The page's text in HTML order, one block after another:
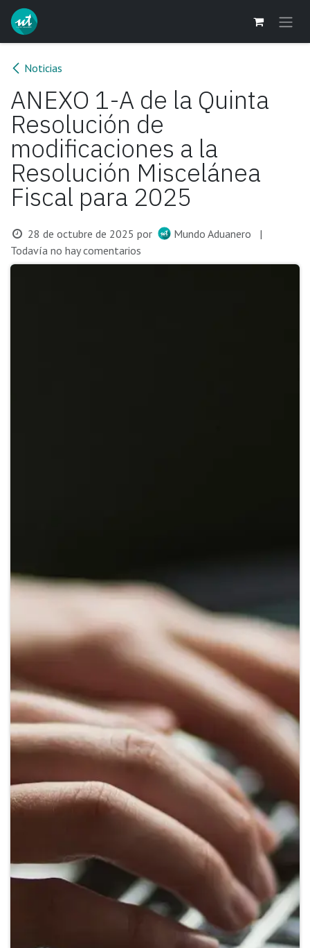
Ir al contenido
Noticias
ANEXO 1-A de la Quinta
Resolución de
modificaciones a la
Resolución Miscelánea
Fiscal para 2025
28 de octubre de 2025 por Mundo Aduanero
|
Todavía no hay comentarios